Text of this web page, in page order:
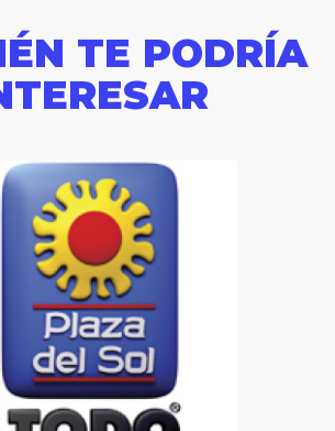
TE PODRÍA